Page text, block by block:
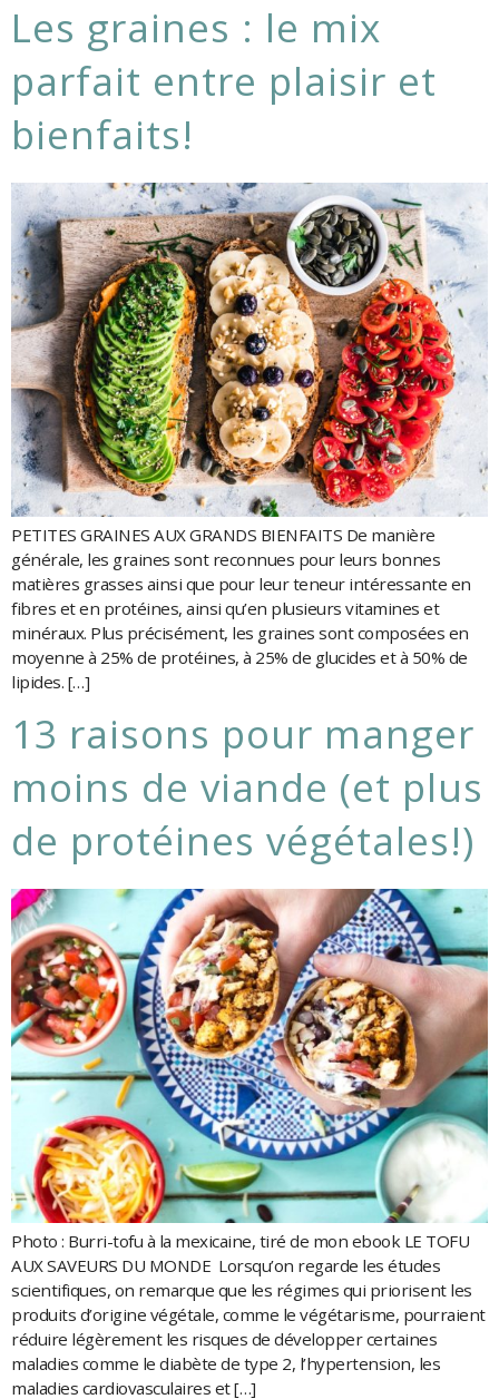
les graines : le mix
parfait entre plaisir et
bienfaits!
PETITES GRAINES AUX GRANDS BIENFAITS De manière
générale, les graines sont reconnues pour leurs bonnes
matières grasses ainsi que pour leur teneur intéressante en
fibres et en protéines, ainsi qu’en plusieurs vitamines et
minéraux. Plus précisément, les graines sont composées en
moyenne à 25% de protéines, à 25% de glucides et à 50% de
lipides. […]
13 raisons pour manger
moins de viande (et plus
de protéines végétales!)
Photo : Burri-tofu à la mexicaine, tiré de mon ebook LE TOFU
AUX SAVEURS DU MONDE Lorsqu’on regarde les études
scientifiques, on remarque que les régimes qui priorisent les
produits d’origine végétale, comme le végétarisme, pourraient
réduire légèrement les risques de développer certaines
maladies comme le diabète de type 2, l’hypertension, les
maladies cardiovasculaires et […]